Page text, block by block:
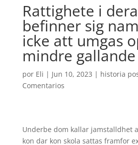
Rattighete i
befinner sig
icke att umgas
mindre
por Eli | Jun 10, 2023 | historia
Comentarios
Underbe dom kallar jamstalldhet
kon dar kon skola sattas framfor